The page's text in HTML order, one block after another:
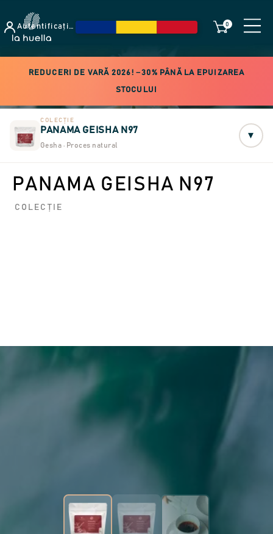
Autentificați-vă 0
REDUCERI DE VARĂ 2026! −30% PÂNĂ LA EPUIZAREA
STOCULUI
COLECȚIE
PANAMA GEISHA N97
Gesha · Proces natural
▾
PANAMA GEISHA N97
COLECȚIE